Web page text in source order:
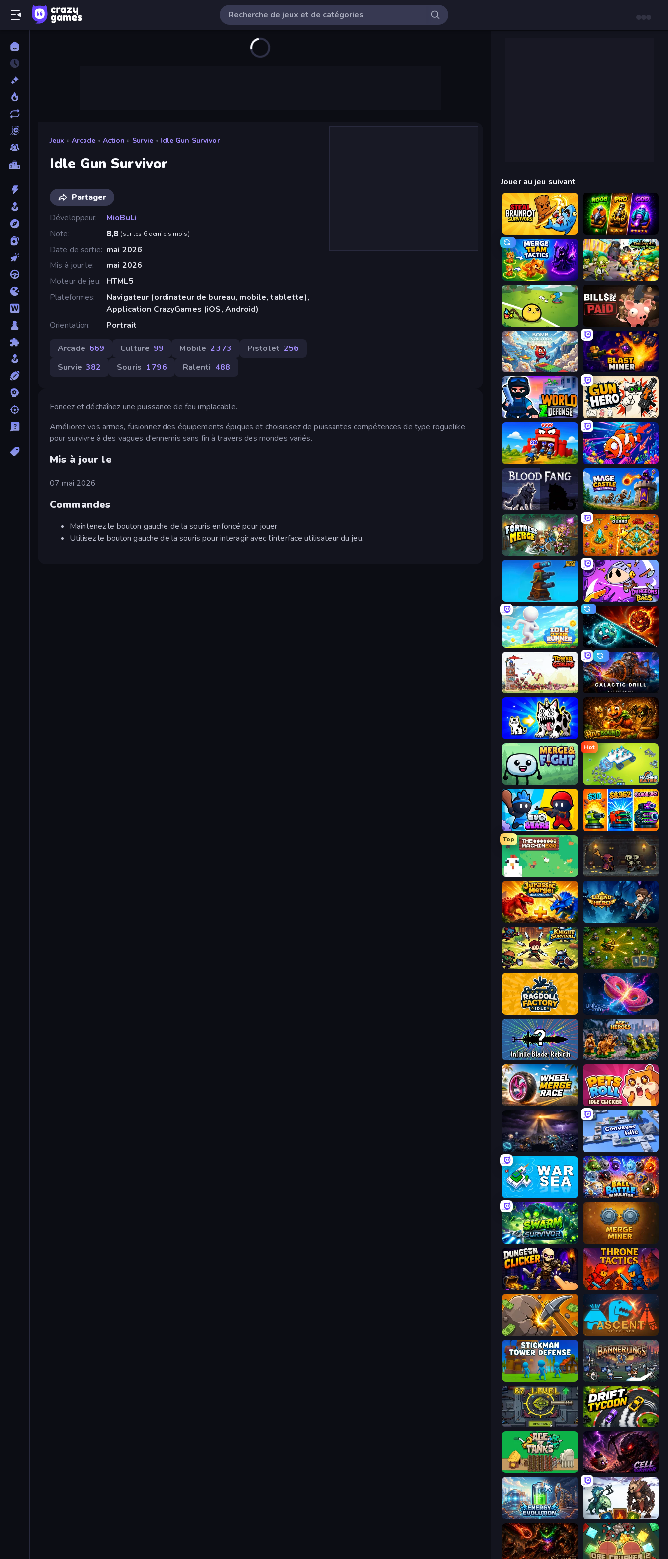
Jeux » Arcade » Action » Survie » Idle Gun Survivor
Idle Gun Survivor
Partager
Développeur
MioBuLi
Note
8,8 (sur les 6 derniers mois)
Date de sortie mai 2026
Mis à jour le
mai 2026
Moteur de jeu
HTML5
Plateformes
Navigateur (ordinateur de bureau, mobile, tablette),
Application CrazyGames (iOS, Android)
Orientation
Portrait
Arcade 669 Culture 99 Mobile 2 373 Pistolet 256
Survie 382 Souris 1 796 Ralenti 488
Foncez et déchaînez une puissance de feu implacable.
Améliorez vos armes, fusionnez des équipements épiques et choisissez de puissantes compétences de type roguelike
pour survivre à des vagues d'ennemis sans fin à travers des mondes variés.
Mis à jour le
07 mai 2026
Commandes
Maintenez le bouton gauche de la souris enfoncé pour jouer
Utilisez le bouton gauche de la souris pour interagir avec l'interface utilisateur du jeu.
Jouer au jeu suivant
Steal Brainrot Survivors Merge Survival
Merge Team Tactics Zombies 4 Weapon Merge
Monster Mixer Idle Bills Must Be Paid
Bomb Evolution Runner Blast Miner
World Z Defense - Zombie Defense Gun Hero: Cat Survival
TimeWarriors Fish Catch Idle
Blood Fang Mage Castle Idle Defense
Fortress Merge BloomGuard
Furry Road Dungeons and Bags
Idle Clicker Runner PlanetCrush 2
Tower vs Goblins Galactic Drill
Strange Cats Hivebound
Merge & Fight
Hot
Machine Eater
Evo Gears Pumpkin Defense: Merge Cannon
Top
The MachinEGG Lost Dungeon
Jurassic Merge: Dino Evolution Legend of Hero
Knight Survival Tiny Ranger
Ragdoll Factory Idle Universe Maker
Infinite Blade: Rebirth Age of Heroes
Wheel Merge Race Pets Roll: Idle Clicker
The Last Lighthouse Conveyor Idle
War Sea Ball Battle Simulator
Swarm Survivor Merge Miner
Dungeon Clicker Throne Tactics
Mine Clicker Ascent of Echoes
Bannerlings
Tank Evolution Drift Tycoon
Age of Tanks Warriors: TD War Cell Survivor
Energy Evolution Dark Stones: Card Battle RPG